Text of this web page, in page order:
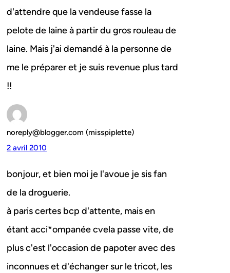
d'attendre que la vendeuse fasse la
pelote de laine à partir du gros rouleau de
laine. Mais j'ai demandé à la personne de
me le préparer et je suis revenue plus tard
!!
noreply@blogger.com (misspiplette)
2 avril 2010
bonjour, et bien moi je l'avoue je sis fan
de la droguerie.
à paris certes bcp d'attente, mais en
étant acci*ompanée cvela passe vite, de
plus c'est l'occasion de papoter avec des
inconnues et d'échanger sur le tricot, les